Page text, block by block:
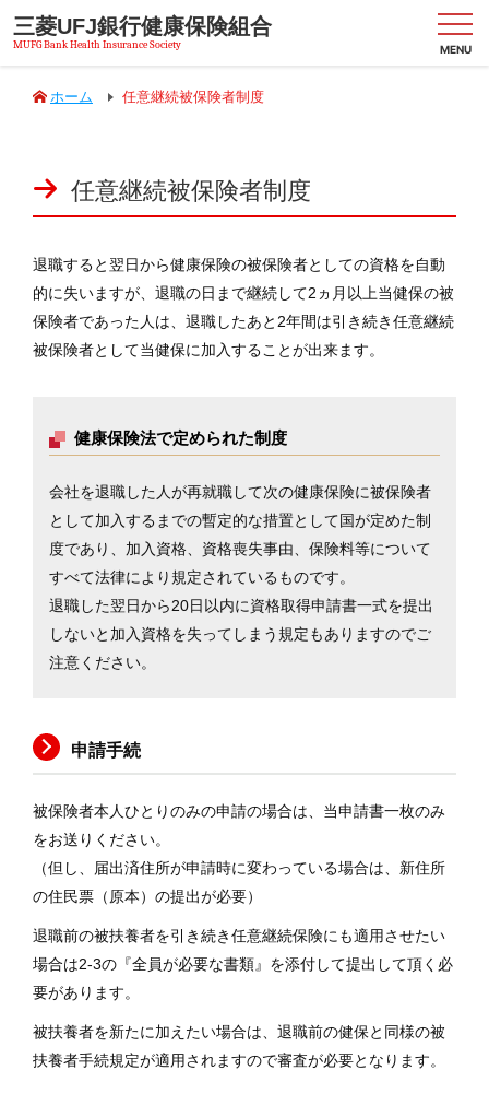
三菱UFJ銀行健康保険組合
MENU
保
の
く
み
み
等
各
種
手
き
リ
ン
ク
よ
ホーム 任意継続被保険者制度
任意継続被保険者制度
退職すると翌日から健康保険の被保険者としての資格を自動
的に失いますが、退職の日まで継続して2ヵ月以上当健保の被
保険者であった人は、退職したあと2年間は引き続き任意継続
被保険者として当健保に加入することが出来ます。
健康保険法で定められた制度
会社を退職した人が再就職して次の健康保険に被保険者
として加入するまでの暫定的な措置として国が定めた制
度であり、加入資格、資格喪失事由、保険料等について
すべて法律により規定されているものです。
退職した翌日から20日以内に資格取得申請書一式を提出
しないと加入資格を失ってしまう規定もありますのでご
注意ください。
申請手続
被保険者本人ひとりのみの申請の場合は、当申請書一枚のみ
をお送りください。
（但し、届出済住所が申請時に変わっている場合は、新住所
の住民票（原本）の提出が必要）
退職前の被扶養者を引き続き任意継続保険にも適用させたい
場合は2-3の『全員が必要な書類』を添付して提出して頂く必
要があります。
被扶養者を新たに加えたい場合は、退職前の健保と同様の被
扶養者手続規定が適用されますので審査が必要となります。